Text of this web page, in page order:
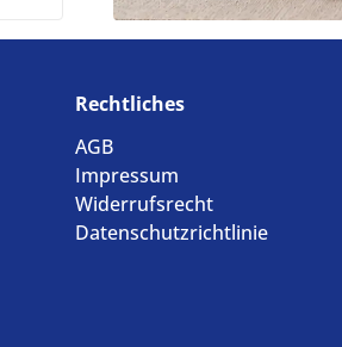
Rechtliches
AGB
Impressum
Widerrufsrecht
Datenschutzrichtlinie